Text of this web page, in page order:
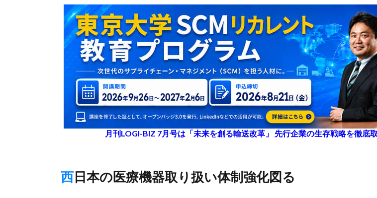
月刊LOGI-BIZ 7月号は「未来を創る輸送改革」 先行企業の生存戦略を徹底
西日本の医療機器取り扱い体制強化図る